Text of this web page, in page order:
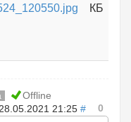
КБ
Offline
21:25 # 0